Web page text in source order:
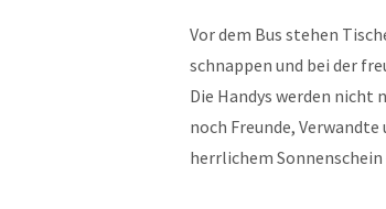
Vor dem Bus stehen
schnappen und bei der
Die Handys werden nicht
noch Freunde,
herrlichem